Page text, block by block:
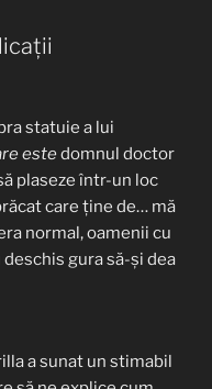
statuie a lui
estedomnul doctor
plaseze într-un loc
care ține de… mă
normal, oamenii cu
gura să-și dea
a sunat un stimabil